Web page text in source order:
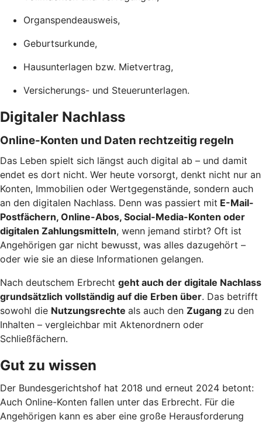
Organspendeausweis,
Geburtsurkunde,
Hausunterlagen bzw. Mietvertrag,
Versicherungs- und Steuerunterlagen.
Digitaler Nachlass
Online-Konten und Daten rechtzeitig regeln
Das Leben spielt sich längst auch digital ab – und damit
endet es dort nicht. Wer heute vorsorgt, denkt nicht nur an
Konten, Immobilien oder Wertgegenstände, sondern auch
an den digitalen Nachlass. Denn was passiert mit E-Mail-
Postfächern, Online-Abos, Social-Media-Konten oder
digitalen Zahlungsmitteln, wenn jemand stirbt? Oft ist
Angehörigen gar nicht bewusst, was alles dazugehört –
oder wie sie an diese Informationen gelangen.
Nach deutschem Erbrecht geht auch der digitale Nachlass
grundsätzlich vollständig auf die Erben über. Das betrifft
sowohl die Nutzungsrechte als auch den Zugang zu den
Inhalten – vergleichbar mit Aktenordnern oder
Schließfächern.
Gut zu wissen
Der Bundesgerichtshof hat 2018 und erneut 2024 betont:
Auch Online-Konten fallen unter das Erbrecht. Für die
Angehörigen kann es aber eine große Herausforderung